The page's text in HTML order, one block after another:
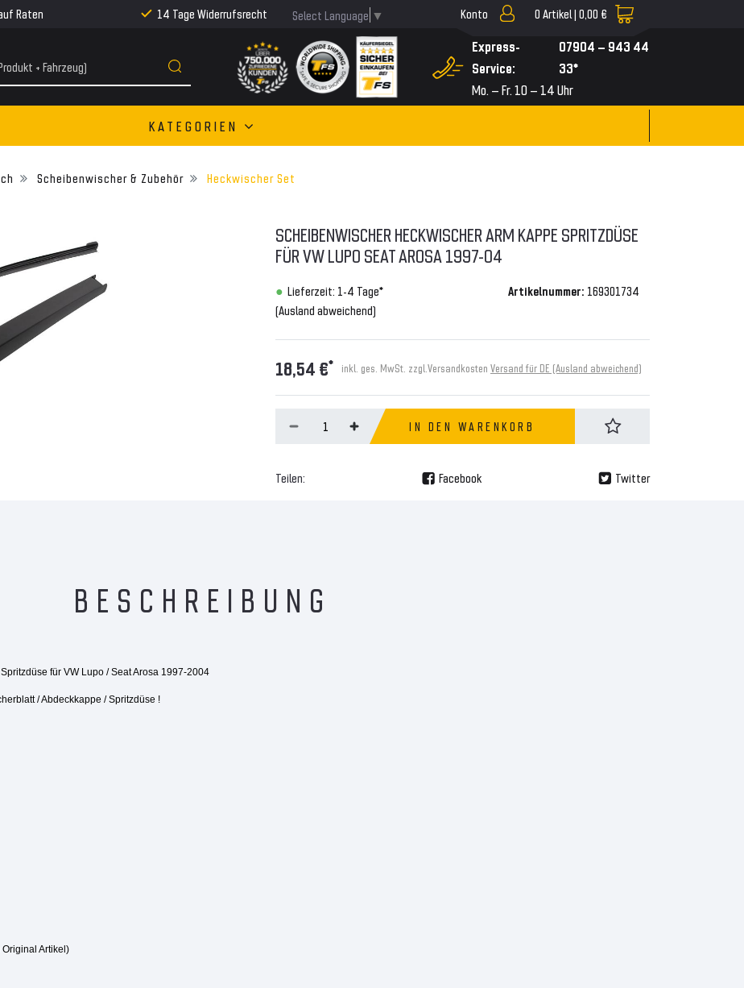
Raten 14 Tage Widerrufsrecht Select Language ▼ Konto 0 Artikel | 0,00 €
Express-
Service:
07904 – 943 44
33*
Mo. – Fr. 10 – 14 Uhr
KATEGORIEN
Scheibenwischer & Zubehör Heckwischer Set
SCHEIBENWISCHER HECKWISCHER ARM KAPPE SPRITZDÜSE
FÜR VW LUPO SEAT AROSA 1997-04
Lieferzeit: 1-4 Tage*
(Ausland abweichend)
Artikelnummer: 169301734
18,54 €* inkl. ges. MwSt. zzgl. Versandkosten Versand für DE (Ausland abweichend)
IN DEN WARENKORB
Teilen: Facebook Twitter
BESCHREIBUNG
für VW Lupo / Seat Arosa 1997-2004
/ Abdeckkappe / Spritzdüse !
Artikel)